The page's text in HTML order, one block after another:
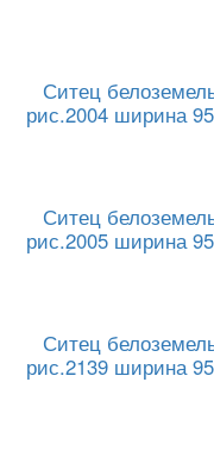
Ситец
рис.2004 ширина
Ситец
рис.2005 ширина
Ситец
рис.2139 ширина